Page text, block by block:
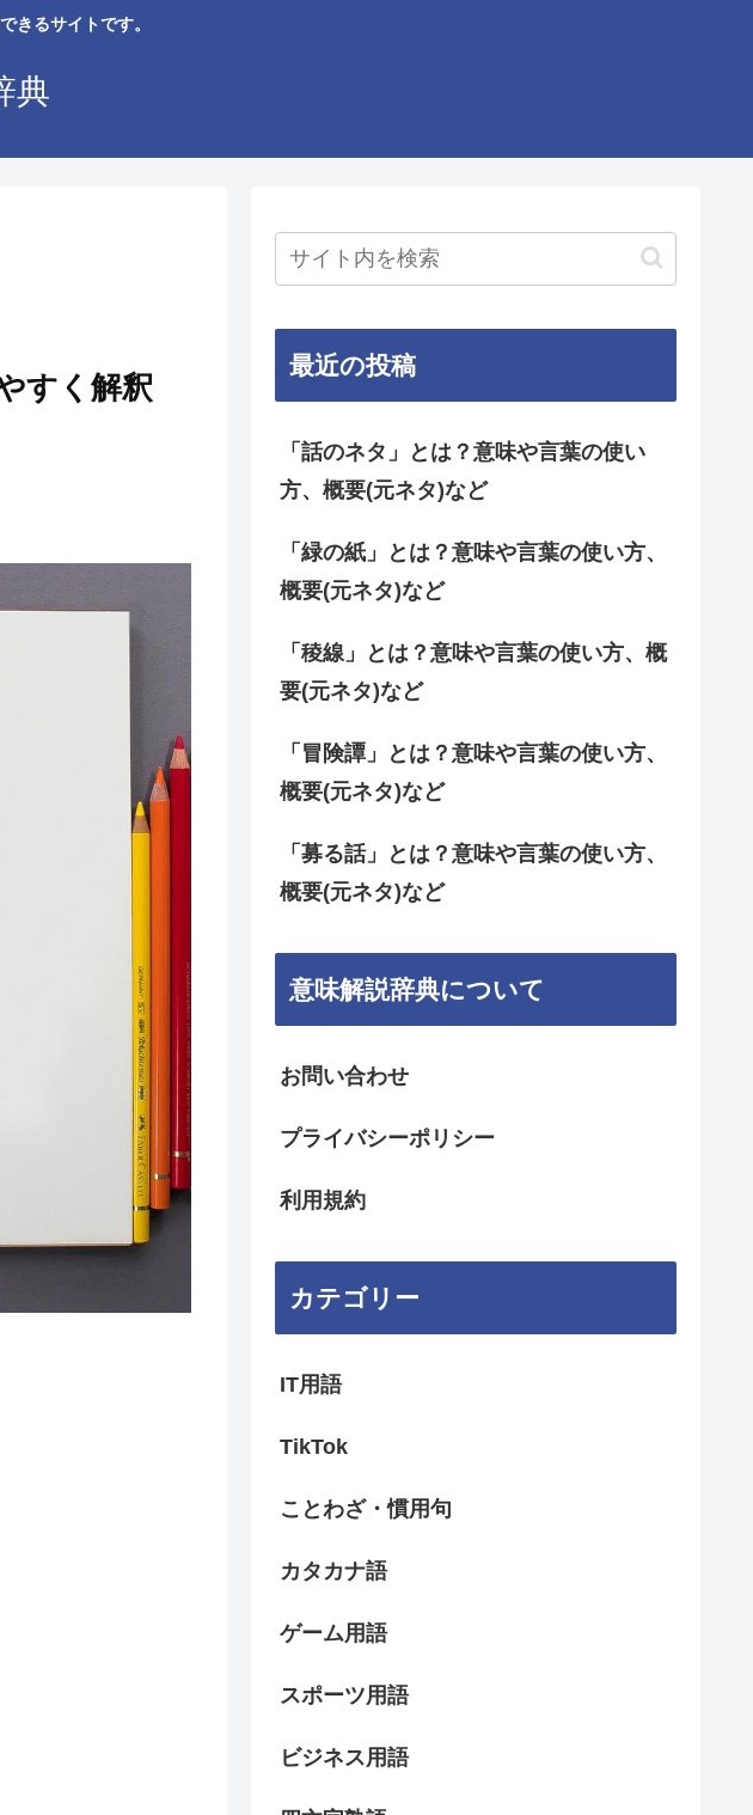
きるサイトです。
典
すく解釈
最近の投稿
「話のネタ」とは？意味や言葉の使い
方、概要(元ネタ)など
「緑の紙」とは？意味や言葉の使い方、
概要(元ネタ)など
「稜線」とは？意味や言葉の使い方、概
要(元ネタ)など
「冒険譚」とは？意味や言葉の使い方、
概要(元ネタ)など
「募る話」とは？意味や言葉の使い方、
概要(元ネタ)など
意味解説辞典について
お問い合わせ
プライバシーポリシー
利用規約
カテゴリー
IT用語
TikTok
ことわざ・慣用句
カタカナ語
ゲーム用語
スポーツ用語
ビジネス用語